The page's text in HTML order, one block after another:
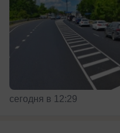
сегодня в 12:29